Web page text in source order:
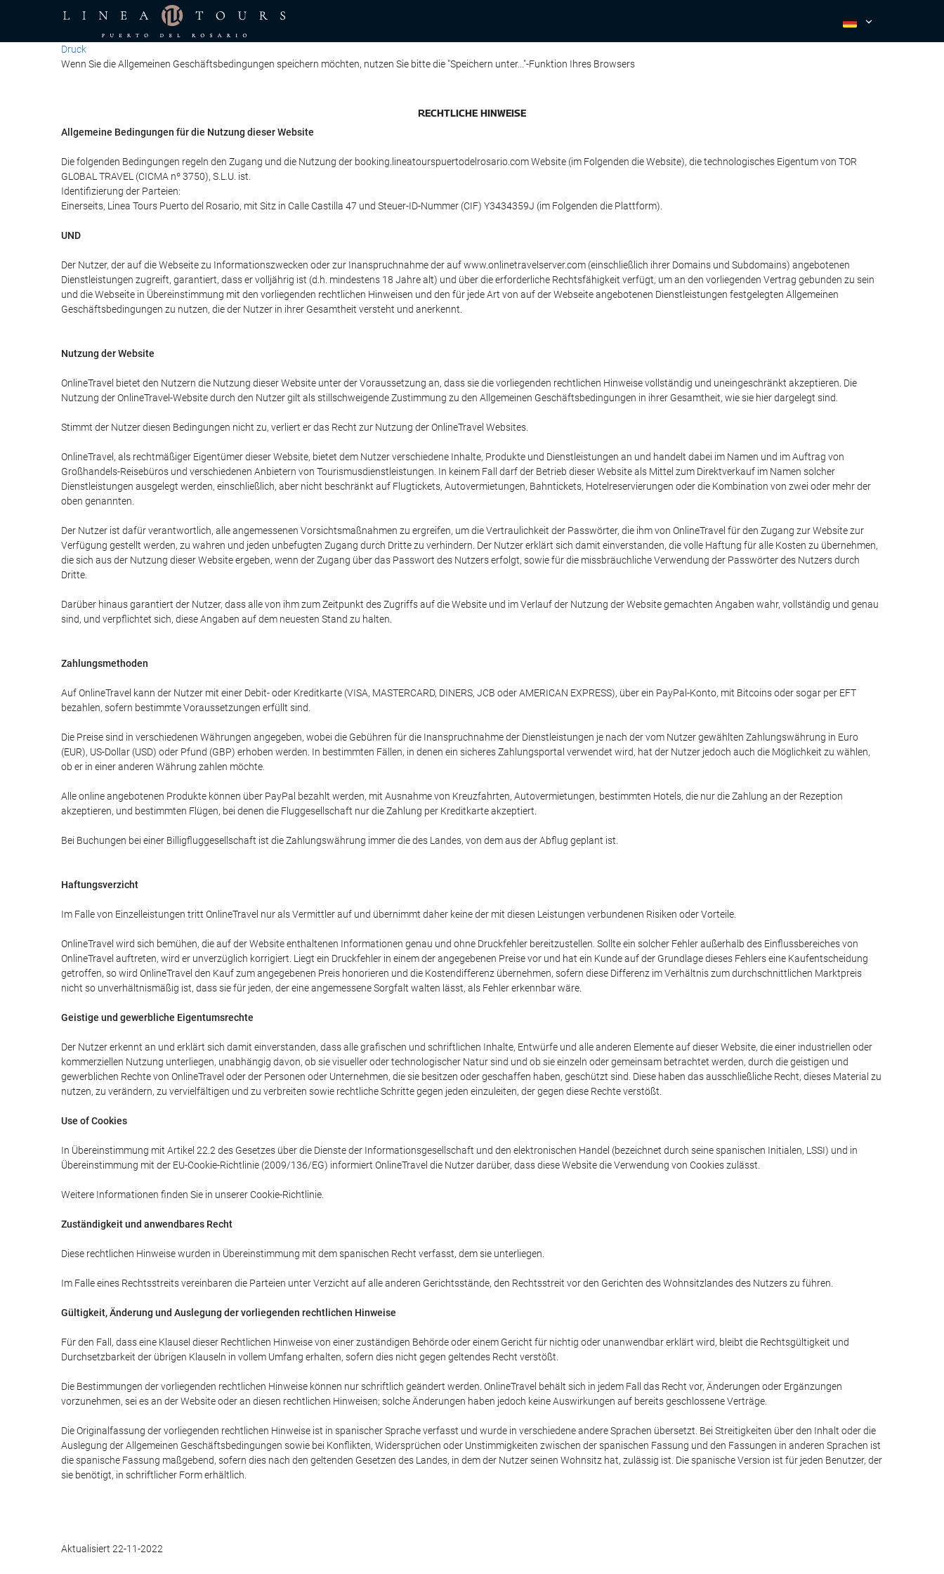
Druck
Wenn Sie die Allgemeinen Geschäftsbedingungen speichern möchten, nutzen Sie bitte die "Speichern unter..."-Funktion Ihres Browsers
RECHTLICHE HINWEISE
Allgemeine Bedingungen für die Nutzung dieser Website
Die folgenden Bedingungen regeln den Zugang und die Nutzung der booking.lineatourspuertodelrosario.com Website (im Folgenden die Website), die technologisches Eigentum von TOR
GLOBAL TRAVEL (CICMA nº 3750), S.L.U. ist.
Identifizierung der Parteien:
Einerseits, Linea Tours Puerto del Rosario, mit Sitz in Calle Castilla 47 und Steuer-ID-Nummer (CIF) Y3434359J (im Folgenden die Plattform).
UND
Der Nutzer, der auf die Webseite zu Informationszwecken oder zur Inanspruchnahme der auf www.onlinetravelserver.com (einschließlich ihrer Domains und Subdomains) angebotenen
Dienstleistungen zugreift, garantiert, dass er volljährig ist (d.h. mindestens 18 Jahre alt) und über die erforderliche Rechtsfähigkeit verfügt, um an den vorliegenden Vertrag gebunden zu sein
und die Webseite in Übereinstimmung mit den vorliegenden rechtlichen Hinweisen und den für jede Art von auf der Webseite angebotenen Dienstleistungen festgelegten Allgemeinen
Geschäftsbedingungen zu nutzen, die der Nutzer in ihrer Gesamtheit versteht und anerkennt.
Nutzung der Website
OnlineTravel bietet den Nutzern die Nutzung dieser Website unter der Voraussetzung an, dass sie die vorliegenden rechtlichen Hinweise vollständig und uneingeschränkt akzeptieren. Die
Nutzung der OnlineTravel-Website durch den Nutzer gilt als stillschweigende Zustimmung zu den Allgemeinen Geschäftsbedingungen in ihrer Gesamtheit, wie sie hier dargelegt sind.
Stimmt der Nutzer diesen Bedingungen nicht zu, verliert er das Recht zur Nutzung der OnlineTravel Websites.
OnlineTravel, als rechtmäßiger Eigentümer dieser Website, bietet dem Nutzer verschiedene Inhalte, Produkte und Dienstleistungen an und handelt dabei im Namen und im Auftrag von
Großhandels-Reisebüros und verschiedenen Anbietern von Tourismusdienstleistungen. In keinem Fall darf der Betrieb dieser Website als Mittel zum Direktverkauf im Namen solcher
Dienstleistungen ausgelegt werden, einschließlich, aber nicht beschränkt auf Flugtickets, Autovermietungen, Bahntickets, Hotelreservierungen oder die Kombination von zwei oder mehr der
oben genannten.
Der Nutzer ist dafür verantwortlich, alle angemessenen Vorsichtsmaßnahmen zu ergreifen, um die Vertraulichkeit der Passwörter, die ihm von OnlineTravel für den Zugang zur Website zur
Verfügung gestellt werden, zu wahren und jeden unbefugten Zugang durch Dritte zu verhindern. Der Nutzer erklärt sich damit einverstanden, die volle Haftung für alle Kosten zu übernehmen,
die sich aus der Nutzung dieser Website ergeben, wenn der Zugang über das Passwort des Nutzers erfolgt, sowie für die missbräuchliche Verwendung der Passwörter des Nutzers durch
Dritte.
Darüber hinaus garantiert der Nutzer, dass alle von ihm zum Zeitpunkt des Zugriffs auf die Website und im Verlauf der Nutzung der Website gemachten Angaben wahr, vollständig und genau
sind, und verpflichtet sich, diese Angaben auf dem neuesten Stand zu halten.
Zahlungsmethoden
Auf OnlineTravel kann der Nutzer mit einer Debit- oder Kreditkarte (VISA, MASTERCARD, DINERS, JCB oder AMERICAN EXPRESS), über ein PayPal-Konto, mit Bitcoins oder sogar per EFT
bezahlen, sofern bestimmte Voraussetzungen erfüllt sind.
Die Preise sind in verschiedenen Währungen angegeben, wobei die Gebühren für die Inanspruchnahme der Dienstleistungen je nach der vom Nutzer gewählten Zahlungswährung in Euro
(EUR), US-Dollar (USD) oder Pfund (GBP) erhoben werden. In bestimmten Fällen, in denen ein sicheres Zahlungsportal verwendet wird, hat der Nutzer jedoch auch die Möglichkeit zu wählen,
ob er in einer anderen Währung zahlen möchte.
Alle online angebotenen Produkte können über PayPal bezahlt werden, mit Ausnahme von Kreuzfahrten, Autovermietungen, bestimmten Hotels, die nur die Zahlung an der Rezeption
akzeptieren, und bestimmten Flügen, bei denen die Fluggesellschaft nur die Zahlung per Kreditkarte akzeptiert.
Bei Buchungen bei einer Billigfluggesellschaft ist die Zahlungswährung immer die des Landes, von dem aus der Abflug geplant ist.
Haftungsverzicht
Im Falle von Einzelleistungen tritt OnlineTravel nur als Vermittler auf und übernimmt daher keine der mit diesen Leistungen verbundenen Risiken oder Vorteile.
OnlineTravel wird sich bemühen, die auf der Website enthaltenen Informationen genau und ohne Druckfehler bereitzustellen. Sollte ein solcher Fehler außerhalb des Einflussbereiches von
OnlineTravel auftreten, wird er unverzüglich korrigiert. Liegt ein Druckfehler in einem der angegebenen Preise vor und hat ein Kunde auf der Grundlage dieses Fehlers eine Kaufentscheidung
getroffen, so wird OnlineTravel den Kauf zum angegebenen Preis honorieren und die Kostendifferenz übernehmen, sofern diese Differenz im Verhältnis zum durchschnittlichen Marktpreis
nicht so unverhältnismäßig ist, dass sie für jeden, der eine angemessene Sorgfalt walten lässt, als Fehler erkennbar wäre.
Geistige und gewerbliche Eigentumsrechte
Der Nutzer erkennt an und erklärt sich damit einverstanden, dass alle grafischen und schriftlichen Inhalte, Entwürfe und alle anderen Elemente auf dieser Website, die einer industriellen oder
kommerziellen Nutzung unterliegen, unabhängig davon, ob sie visueller oder technologischer Natur sind und ob sie einzeln oder gemeinsam betrachtet werden, durch die geistigen und
gewerblichen Rechte von OnlineTravel oder der Personen oder Unternehmen, die sie besitzen oder geschaffen haben, geschützt sind. Diese haben das ausschließliche Recht, dieses Material zu
nutzen, zu verändern, zu vervielfältigen und zu verbreiten sowie rechtliche Schritte gegen jeden einzuleiten, der gegen diese Rechte verstößt.
Use of Cookies
In Übereinstimmung mit Artikel 22.2 des Gesetzes über die Dienste der Informationsgesellschaft und den elektronischen Handel (bezeichnet durch seine spanischen Initialen, LSSI) und in
Übereinstimmung mit der EU-Cookie-Richtlinie (2009/136/EG) informiert OnlineTravel die Nutzer darüber, dass diese Website die Verwendung von Cookies zulässt.
Weitere Informationen finden Sie in unserer Cookie-Richtlinie.
Zuständigkeit und anwendbares Recht
Diese rechtlichen Hinweise wurden in Übereinstimmung mit dem spanischen Recht verfasst, dem sie unterliegen.
Im Falle eines Rechtsstreits vereinbaren die Parteien unter Verzicht auf alle anderen Gerichtsstände, den Rechtsstreit vor den Gerichten des Wohnsitzlandes des Nutzers zu führen.
Gültigkeit, Änderung und Auslegung der vorliegenden rechtlichen Hinweise
Für den Fall, dass eine Klausel dieser Rechtlichen Hinweise von einer zuständigen Behörde oder einem Gericht für nichtig oder unanwendbar erklärt wird, bleibt die Rechtsgültigkeit und
Durchsetzbarkeit der übrigen Klauseln in vollem Umfang erhalten, sofern dies nicht gegen geltendes Recht verstößt.
Die Bestimmungen der vorliegenden rechtlichen Hinweise können nur schriftlich geändert werden. OnlineTravel behält sich in jedem Fall das Recht vor, Änderungen oder Ergänzungen
vorzunehmen, sei es an der Website oder an diesen rechtlichen Hinweisen; solche Änderungen haben jedoch keine Auswirkungen auf bereits geschlossene Verträge.
Die Originalfassung der vorliegenden rechtlichen Hinweise ist in spanischer Sprache verfasst und wurde in verschiedene andere Sprachen übersetzt. Bei Streitigkeiten über den Inhalt oder die
Auslegung der Allgemeinen Geschäftsbedingungen sowie bei Konflikten, Widersprüchen oder Unstimmigkeiten zwischen der spanischen Fassung und den Fassungen in anderen Sprachen ist
die spanische Fassung maßgebend, sofern dies nach den geltenden Gesetzen des Landes, in dem der Nutzer seinen Wohnsitz hat, zulässig ist. Die spanische Version ist für jeden Benutzer, der
sie benötigt, in schriftlicher Form erhältlich.
Aktualisiert 22-11-2022